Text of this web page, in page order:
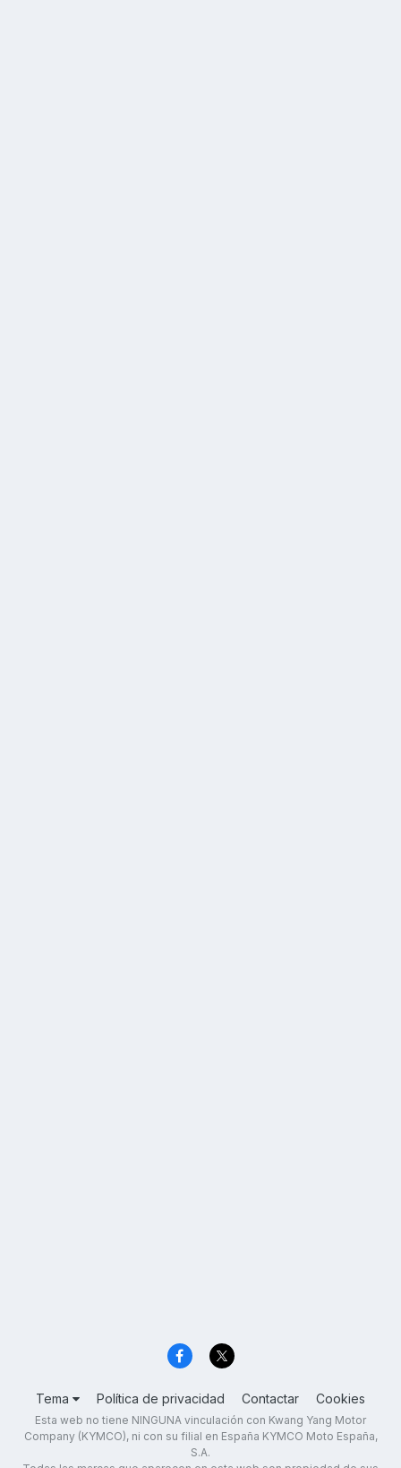
Tema Política de privacidad Contactar Cookies
Esta web no tiene NINGUNA vinculación con Kwang Yang Motor
Company (KYMCO), ni con su filial en España KYMCO Moto España,
S.A.